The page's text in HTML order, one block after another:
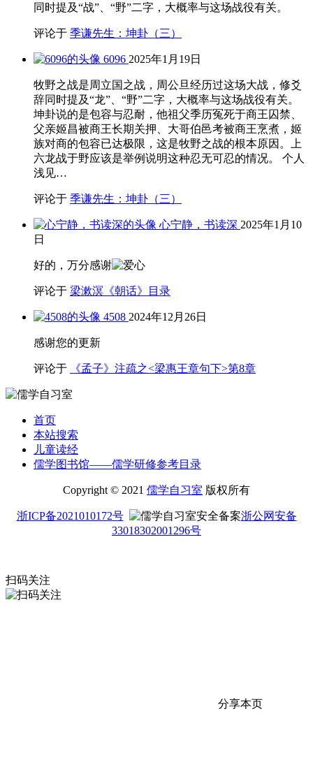
同时提及“战”、“野”二字，大概率与这场战役有关。
评论于 季谦先生：坤卦（三）
6096 2025年1月19日
牧野之战是周立国之战，周公旦经历过这场大战，修爻
辞同时提及“龙”、“野”二字，大概率与这场战役有关。
坤卦说的是包容与忍耐，他祖父季历冤死于商王囚禁、
父亲姬昌被商王长期关押、大哥伯邑考被商王烹煮，姬
族对商的包容已达极限，这是牧野之战的根本原因。上
六龙战于野应该是举例说明这种忍无可忍的情况。 个人
浅见…
评论于 季谦先生：坤卦（三）
心宁静，书读深 2025年1月10
日
好的，万分感谢
评论于 梁漱溟《朝话》目录
4508 2024年12月26日
感谢您的更新
评论于 《孟子》注疏之<梁惠王章句下>第8章
首页
本站搜索
儿童读经
儒学图书馆——儒学研修参考目录
Copyright © 2021 儒学自习室 版权所有
浙ICP备2021010172号
浙公网安备
33018302001296号
扫码关注
分享本页